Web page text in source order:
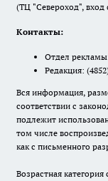
(ТЦ "Североход",
Контакты:
Отдел
Редакция:
Вся информация,
соответствии с
подлежит
том числе
как с письменного
Возрастная категория